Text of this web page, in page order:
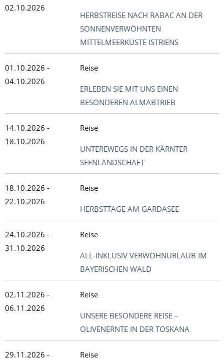
02.10.2026
HERBSTREISE NACH RABAC AN DER
SONNENVERWÖHNTEN
MITTELMEERKÜSTE ISTRIENS
01.10.2026 -
04.10.2026
Reise
ERLEBEN SIE MIT UNS EINEN
BESONDEREN ALMABTRIEB
14.10.2026 -
18.10.2026
Reise
UNTEREWEGS IN DER KÄRNTER
SEENLANDSCHAFT
18.10.2026 -
22.10.2026
Reise
HERBSTTAGE AM GARDASEE
24.10.2026 -
31.10.2026
Reise
ALL-INKLUSIV VERWÖHNURLAUB IM
BAYERISCHEN WALD
02.11.2026 -
06.11.2026
Reise
UNSERE BESONDERE REISE –
OLIVENERNTE IN DER TOSKANA
29.11.2026 - Reise